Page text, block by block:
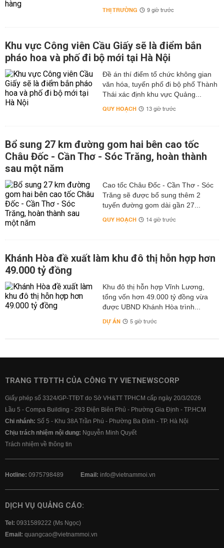
THỊ TRƯỜNG 9 giờ trước
Khu vực Công viên Cầu Giấy sẽ là điểm bắn
pháo hoa và phố đi bộ mới tại Hà Nội
Đề án thí điểm tổ chức không gian
văn hóa, tuyến phố đi bộ phố Thành
Thái xác định khu vực Quảng...
QUY HOẠCH 13 giờ trước
Bổ sung 27 km đường gom hai bên cao tốc
Châu Đốc - Cần Thơ - Sóc Trăng, hoàn thành
sau một năm
Cao tốc Châu Đốc - Cần Thơ - Sóc
Trăng sẽ được bổ sung thêm 2
tuyến đường gom dài gần 27...
QUY HOẠCH 14 giờ trước
Khánh Hòa đề xuất làm khu đô thị hỗn hợp hơn
49.000 tỷ đồng
Khu đô thị hỗn hợp Vĩnh Lương,
tổng vốn hơn 49.000 tỷ đồng vừa
được UBND Khánh Hòa trình...
DỰ ÁN 5 giờ trước
TRANG TTĐTTH CỦA CÔNG TY VIETNEWSCORP
Giấy phép số 3324/GP-TTĐT do Sở VH&TT TPHCM cấp ngày 20/3/2026
Lầu 5 - Compa Building - 293 Điện Biên Phủ - Phường Gia Định - TP.HCM
Chi nhánh: Số 5 - Khu 38A Trần Phú - Phường Ba Đình - TP. Hà Nội
Chịu trách nhiệm nội dung: Nguyễn Minh Quyết
Trách nhiệm về thông tin
Hotline: 0975798489 Email: info@vietnammoi.vn
DỊCH VỤ QUẢNG CÁO:
Tel: 0931589222 (Ms Ngọc)
Email: quangcao@vietnammoi.vn